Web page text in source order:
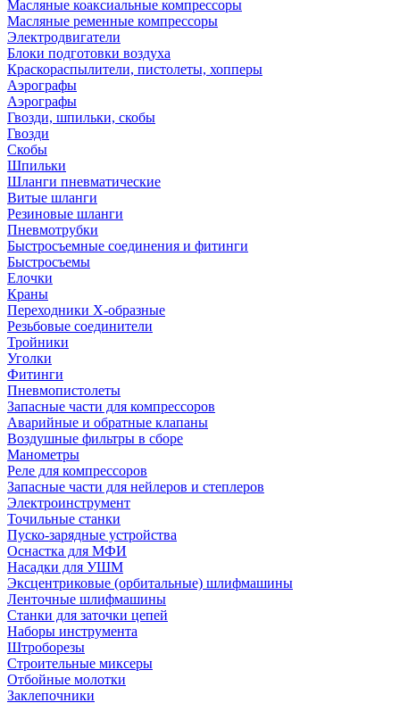
Масляные коаксиальные компрессоры
Масляные ременные компрессоры
Электродвигатели
Блоки подготовки воздуха
Краскораспылители, пистолеты, хопперы
Аэрографы
Аэрографы
Гвозди, шпильки, скобы
Гвозди
Скобы
Шпильки
Шланги пневматические
Витые шланги
Резиновые шланги
Пневмотрубки
Быстросъемные соединения и фитинги
Быстросъемы
Елочки
Краны
Переходники Х-образные
Резьбовые соединители
Тройники
Уголки
Фитинги
Пневмопистолеты
Запасные части для компрессоров
Аварийные и обратные клапаны
Воздушные фильтры в сборе
Манометры
Реле для компрессоров
Запасные части для нейлеров и степлеров
Электроинструмент
Точильные станки
Пуско-зарядные устройства
Оснастка для МФИ
Насадки для УШМ
Эксцентриковые (орбитальные) шлифмашины
Ленточные шлифмашины
Станки для заточки цепей
Наборы инструмента
Штроборезы
Строительные миксеры
Отбойные молотки
Заклепочники